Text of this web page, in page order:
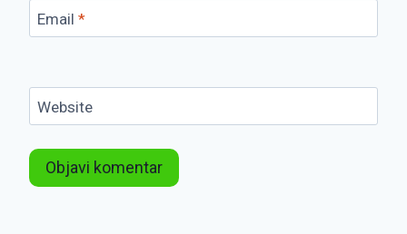
Email *
Website